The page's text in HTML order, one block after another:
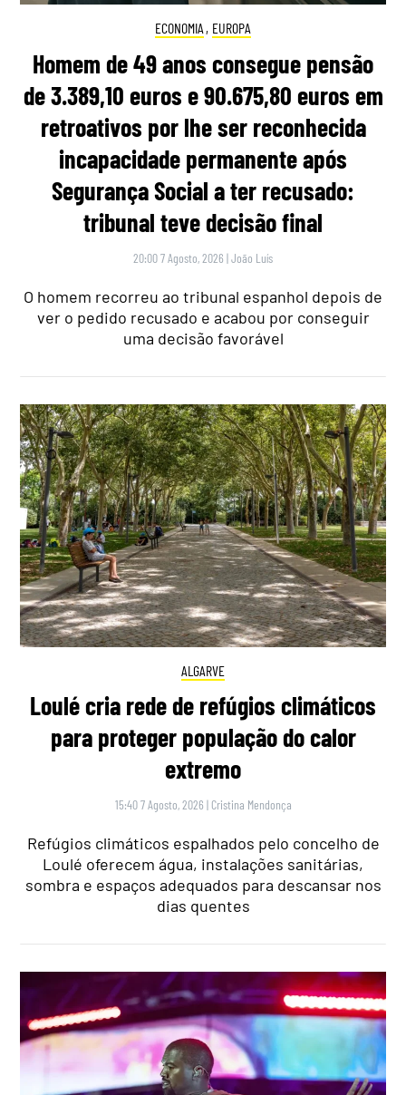
ECONOMIA , EUROPA
Homem de 49 anos consegue pensão
de 3.389,10 euros e 90.675,80 euros em
retroativos por lhe ser reconhecida
incapacidade permanente após
Segurança Social a ter recusado:
tribunal teve decisão final
20:00 7 Agosto, 2026 |João Luís
O homem recorreu ao tribunal espanhol depois de
ver o pedido recusado e acabou por conseguir
uma decisão favorável
ALGARVE
Loulé cria rede de refúgios climáticos
para proteger população do calor
extremo
15:40 7 Agosto, 2026 | Cristina Mendonça
Refúgios climáticos espalhados pelo concelho de
Loulé oferecem água, instalações sanitárias,
sombra e espaços adequados para descansar nos
dias quentes